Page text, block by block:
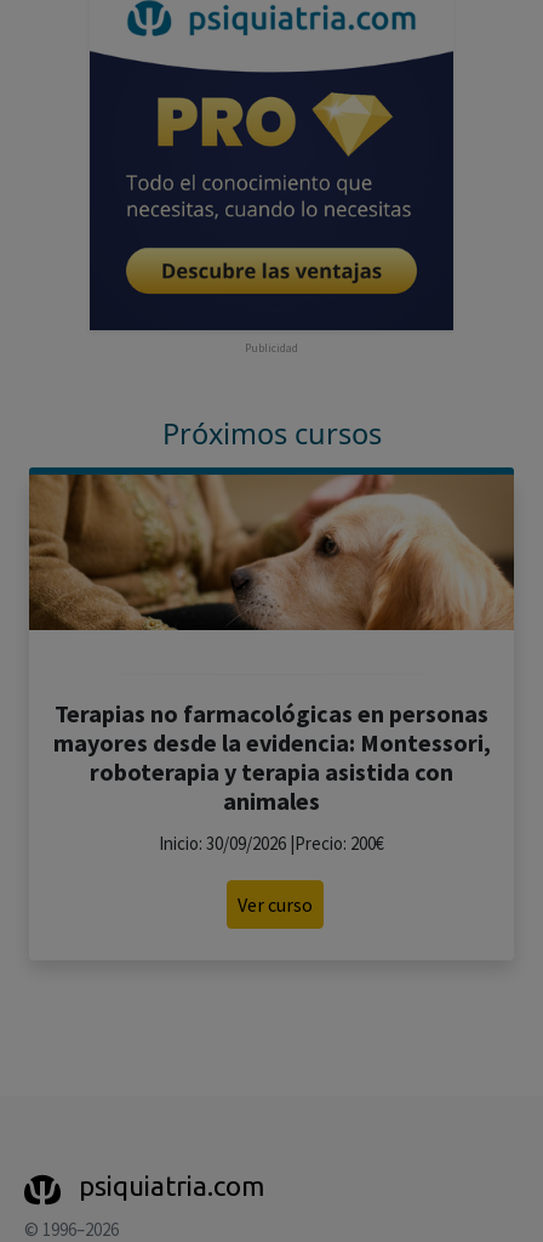
Publicidad
Próximos cursos
Terapias no farmacológicas en personas
mayores desde la evidencia: Montessori,
roboterapia y terapia asistida con
animales
Inicio: 30/09/2026 |Precio: 200€
Ver curso
psiquiatria.com
© 1996–2026